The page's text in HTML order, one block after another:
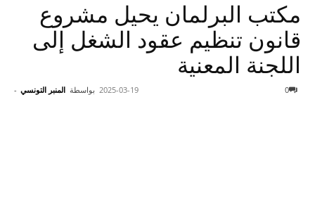
مكتب البرلمان يحيل مشروع
قانون تنظيم عقود الشغل إلى
اللجنة المعنية
بواسطة المنبر التونسي - 2025-03-19 0